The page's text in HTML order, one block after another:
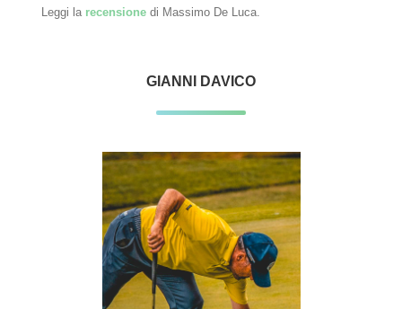
Leggi la recensione di Massimo De Luca.
GIANNI DAVICO